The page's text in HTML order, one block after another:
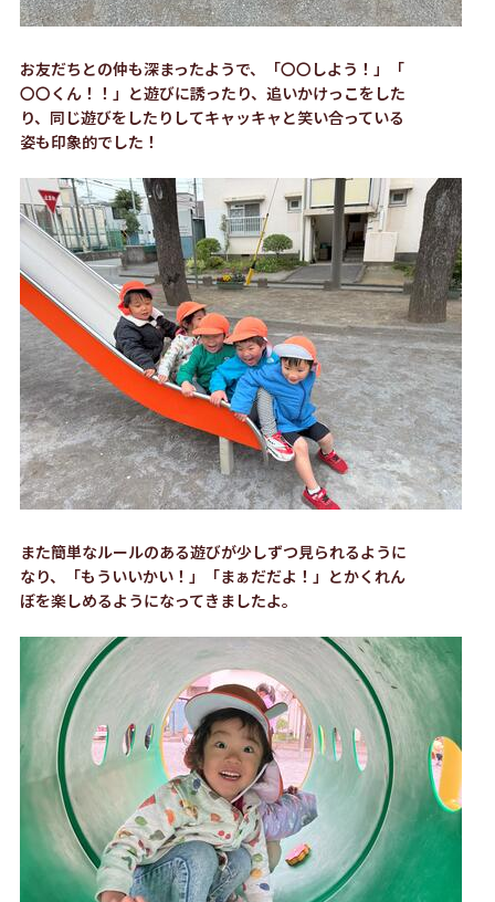
お友だちとの仲も深まったようで、「〇〇しよう！」「
〇〇くん！！」と遊びに誘ったり、追いかけっこをした
り、同じ遊びをしたりしてキャッキャと笑い合っている
姿も印象的でした！
また簡単なルールのある遊びが少しずつ見られるように
なり、「もういいかい！」「まぁだだよ！」とかくれん
ぼを楽しめるようになってきましたよ。